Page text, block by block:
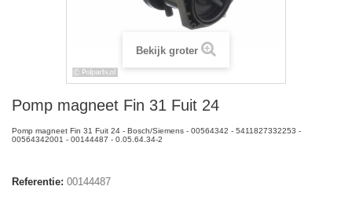
Bekijk groter
Pomp magneet Fin 31 Fuit 24
Pomp magneet Fin 31 Fuit 24 - Bosch/Siemens - 00564342 - 5411827332253 -
00564342001 - 00144487 - 0.05.64.34-2
Referentie: 00144487